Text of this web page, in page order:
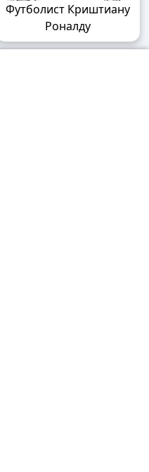
Футболист Криштиану
Роналду